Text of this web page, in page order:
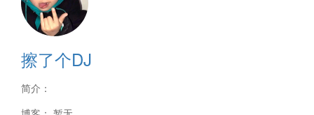
擦了个DJ
简介：